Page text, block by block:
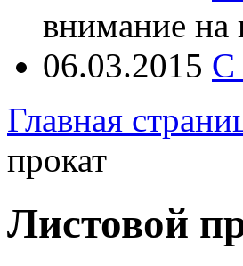
внимание на
06.03.2015 С
Главная
прокат
Листовой